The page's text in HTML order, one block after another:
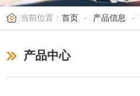
当前位置： 首页 - 产品信息 -
产品中心